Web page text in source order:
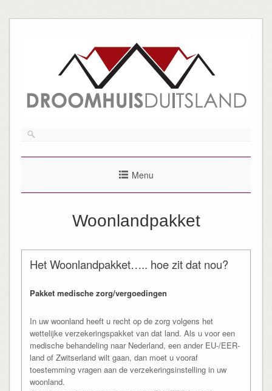
Menu
Woonlandpakket
Het Woonlandpakket….. hoe zit dat nou?
Pakket medische zorg/vergoedingen
In uw woonland heeft u recht op de zorg volgens het
wettelijke verzekeringspakket van dat land. Als u voor een
medische behandeling naar Nederland, een ander EU-/EER-
land of Zwitserland wilt gaan, dan moet u vooraf
toestemming vragen aan de verzekeringsinstelling in uw
woonland.